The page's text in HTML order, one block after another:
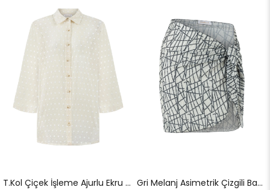
T.Kol Çiçek İşleme Ajurlu Ekru Plaj Gömlek Gri Melanj Asimetrik Çizgili Bağlamalı Pareo